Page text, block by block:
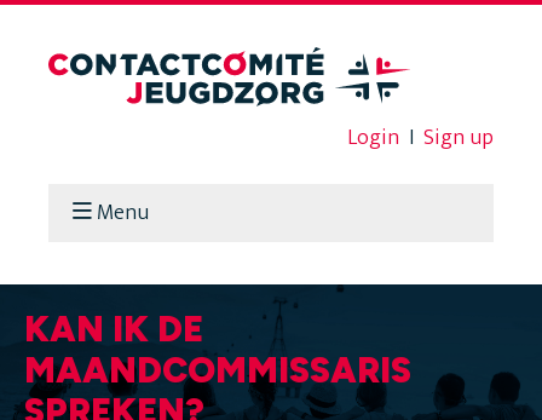
Login I Sign up
Menu
KAN IK DE
MAANDCOMMISSARIS
SPREKEN?